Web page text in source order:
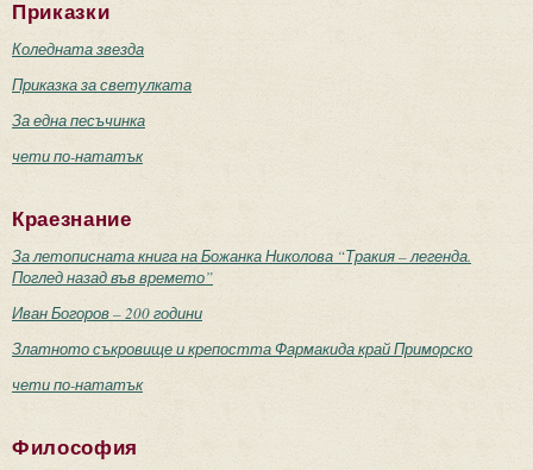
Приказки
Коледната звезда
Приказка за светулката
За една песъчинка
чети по-нататък
Краезнание
За летописната книга на Божанка Николова “Тракия – легенда.
Поглед назад във времето”
Иван Богоров – 200 години
Златното съкровище и крепостта Фармакида край Приморско
чети по-нататък
Философия